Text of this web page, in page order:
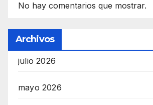
No hay comentarios que mostrar.
Archivos
julio 2026
mayo 2026